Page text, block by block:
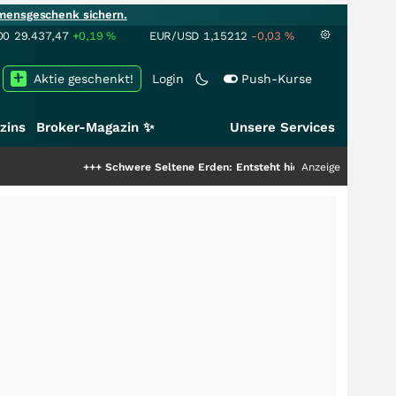
sichern.
29.437,47 +0,19% EUR/USD 1,15212 -0,03 %
Login Push-Kurse
Aktie geschenkt!
Broker-Magazin ✨ Unsere Services
Schwere Seltene Erden: Entsteht hier die nächste Milliardenstory?
Anzeige